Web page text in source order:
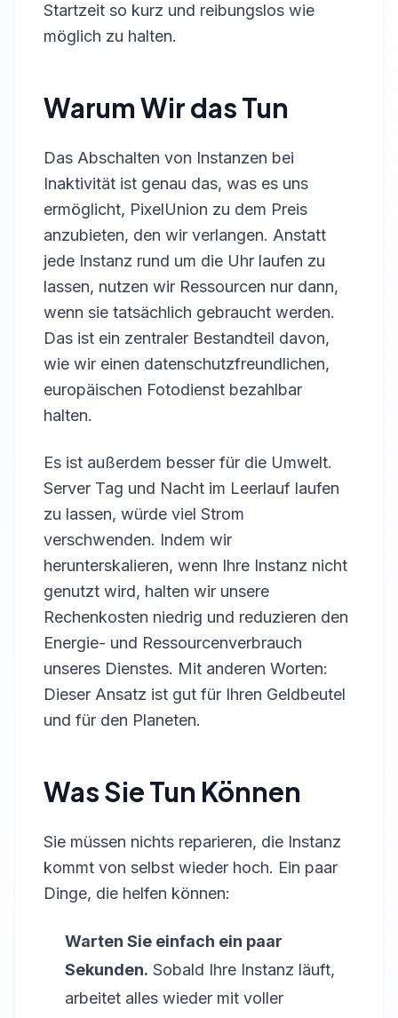
Startzeit so kurz und reibungslos wie
möglich zu halten.
Warum Wir das Tun
Das Abschalten von Instanzen bei
Inaktivität ist genau das, was es uns
ermöglicht, PixelUnion zu dem Preis
anzubieten, den wir verlangen. Anstatt
jede Instanz rund um die Uhr laufen zu
lassen, nutzen wir Ressourcen nur dann,
wenn sie tatsächlich gebraucht werden.
Das ist ein zentraler Bestandteil davon,
wie wir einen datenschutzfreundlichen,
europäischen Fotodienst bezahlbar
halten.
Es ist außerdem besser für die Umwelt.
Server Tag und Nacht im Leerlauf laufen
zu lassen, würde viel Strom
verschwenden. Indem wir
herunterskalieren, wenn Ihre Instanz nicht
genutzt wird, halten wir unsere
Rechenkosten niedrig und reduzieren den
Energie- und Ressourcenverbrauch
unseres Dienstes. Mit anderen Worten:
Dieser Ansatz ist gut für Ihren Geldbeutel
und für den Planeten.
Was Sie Tun Können
Sie müssen nichts reparieren, die Instanz
kommt von selbst wieder hoch. Ein paar
Dinge, die helfen können:
Warten Sie einfach ein paar
Sekunden. Sobald Ihre Instanz läuft,
arbeitet alles wieder mit voller